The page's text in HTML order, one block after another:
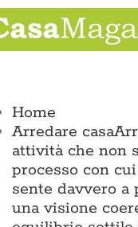
Salta
al
contenuto
Home
Arredare casa
attività che non
processo con
sente davvero a
una visione